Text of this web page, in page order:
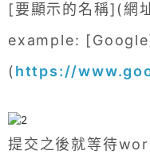
[要顯示的名稱](網
example:
(https://
提交之後就等待